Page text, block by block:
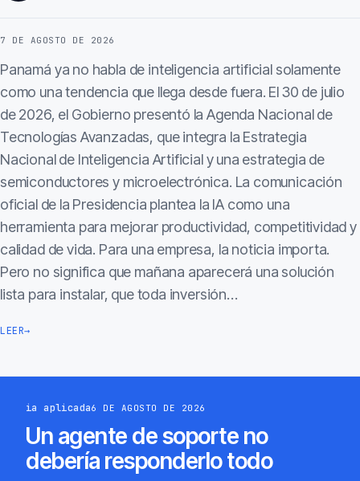
7 DE AGOSTO DE 2026
Panamá ya no habla de inteligencia artificial solamente
como una tendencia que llega desde fuera. El 30 de julio
de 2026, el Gobierno presentó la Agenda Nacional de
Tecnologías Avanzadas, que integra la Estrategia
Nacional de Inteligencia Artificial y una estrategia de
semiconductores y microelectrónica. La comunicación
oficial de la Presidencia plantea la IA como una
herramienta para mejorar productividad, competitividad y
calidad de vida. Para una empresa, la noticia importa.
Pero no significa que mañana aparecerá una solución
lista para instalar, que toda inversión…
LEER→
ia aplicada6 DE AGOSTO DE 2026
Un agente de soporte no
debería responderlo todo